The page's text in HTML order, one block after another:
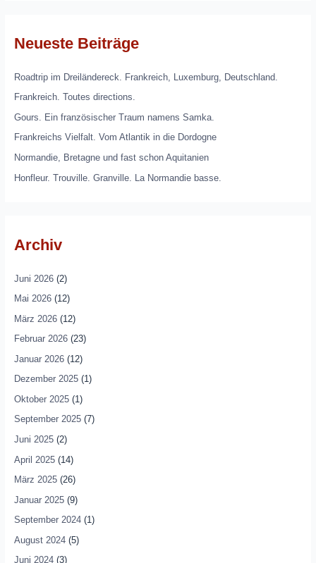
Neueste Beiträge
Roadtrip im Dreiländereck. Frankreich, Luxemburg, Deutschland.
Frankreich. Toutes directions.
Gours. Ein französischer Traum namens Samka.
Frankreichs Vielfalt. Vom Atlantik in die Dordogne
Normandie, Bretagne und fast schon Aquitanien
Honfleur. Trouville. Granville. La Normandie basse.
Archiv
Juni 2026(2)
Mai 2026(12)
März 2026(12)
Februar 2026(23)
Januar 2026(12)
Dezember 2025(1)
Oktober 2025(1)
September 2025(7)
Juni 2025(2)
April 2025(14)
März 2025(26)
Januar 2025(9)
September 2024(1)
August 2024(5)
Juni 2024(3)